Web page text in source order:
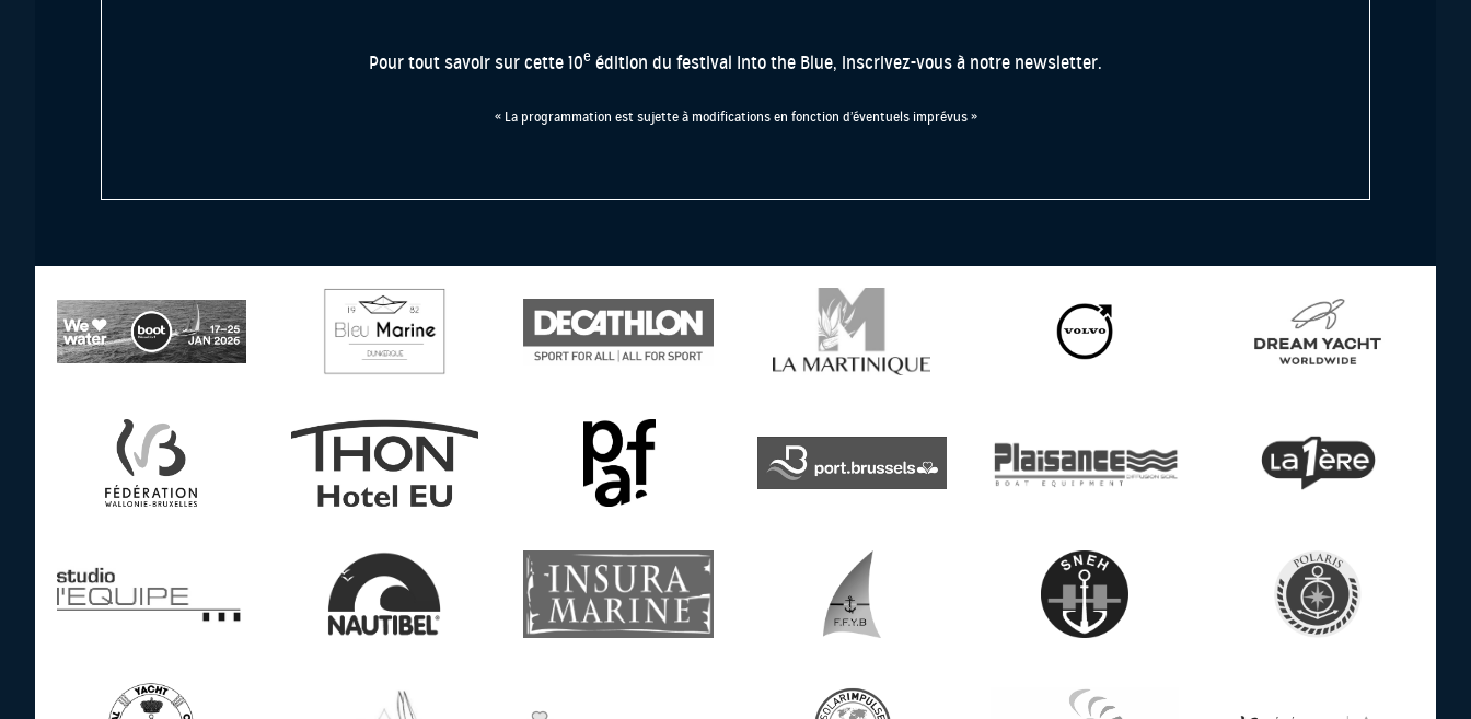
Pour tout savoir sur cette 10e édition du festival Into the Blue, inscrivez-vous à notre newsletter.
« La programmation est sujette à modifications en fonction d’éventuels imprévus »